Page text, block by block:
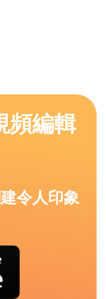
頻編輯
令人印象